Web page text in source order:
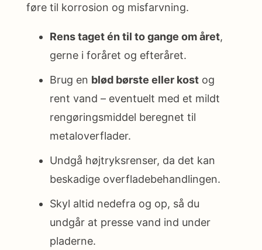
føre til korrosion og misfarvning.
Rens taget én til to gange om året,
gerne i foråret og efteråret.
Brug en blød børste eller kost og
rent vand – eventuelt med et mildt
rengøringsmiddel beregnet til
metaloverflader.
Undgå højtryksrenser, da det kan
beskadige overfladebehandlingen.
Skyl altid nedefra og op, så du
undgår at presse vand ind under
pladerne.